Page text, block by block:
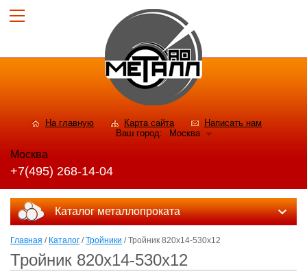
На главную Карта сайта
Написать нам
Ваш город:
Москва
Москва
+7(495) 268-14-04
Каталог металлопроката
Главная / Каталог /Тройники / Тройник 820x14-530x12
Тройник 820x14-530x12